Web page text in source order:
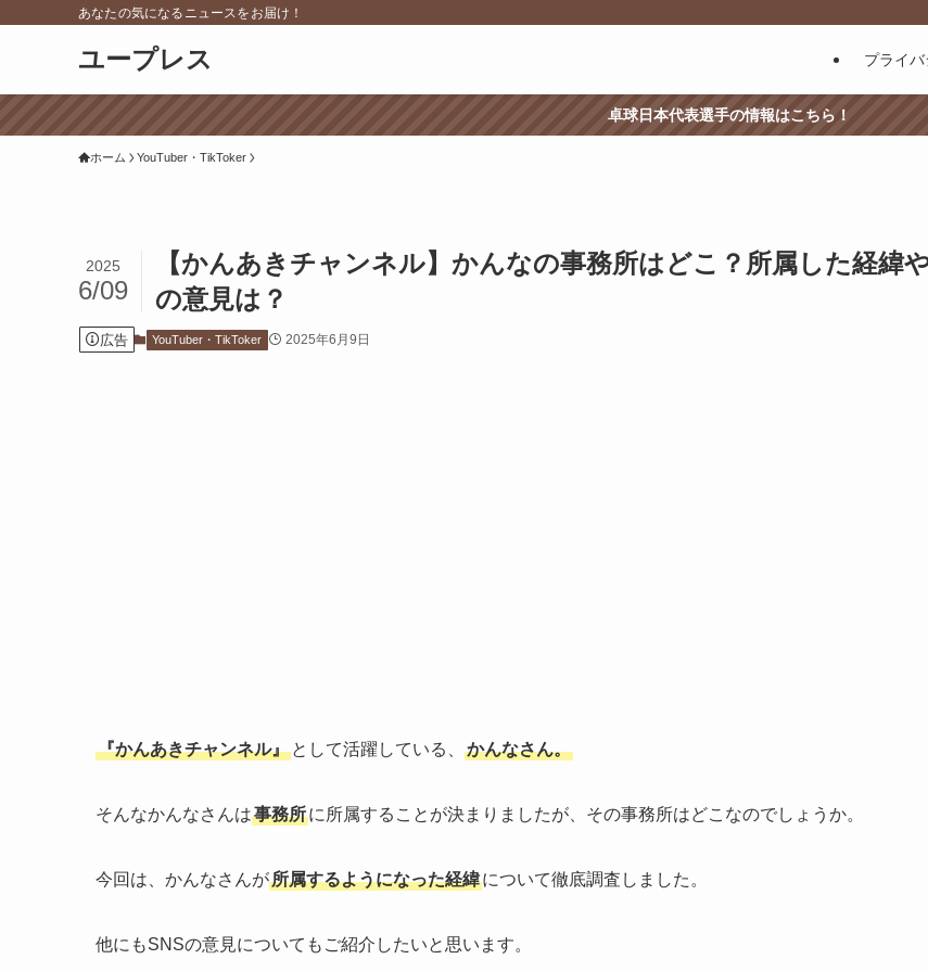
あなたの気になるニュースをお届け！
ユープレス プライ
卓球日本代表選手の情報はこちら！
ホーム YouTuber・TikToker
【かんあきチャンネル】かんなの事務所はどこ？所属した経緯
の意見は？
2025
6/09
広告 YouTuber・TikToker 2025年6月9日
『かんあきチャンネル』 として活躍している、 かんなさん。
そんなかんなさんは事務所に所属することが決まりましたが、その事務所はどこなのでしょうか。
今回は、かんなさんが所属するようになった経緯について徹底調査しました。
他にもSNSの意見についてもご紹介したいと思います。